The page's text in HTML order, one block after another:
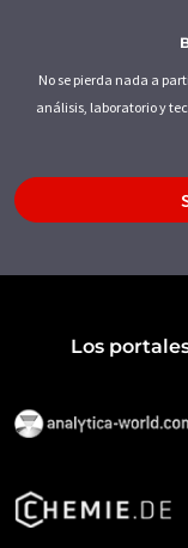
No se pierda nada a
análisis, laboratorio y
Los